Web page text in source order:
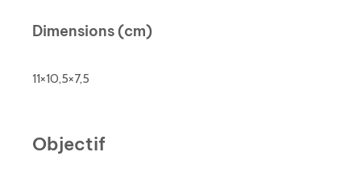
Dimensions (cm)
11×10,5×7,5
Objectif